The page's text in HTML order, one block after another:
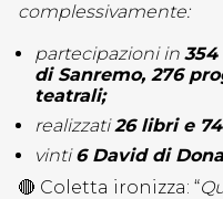
complessivamente:
partecipazioni in 354
di Sanremo, 276
teatrali;
realizzati26 libri e
vinti6 David di
🔴 Coletta ironizza: “